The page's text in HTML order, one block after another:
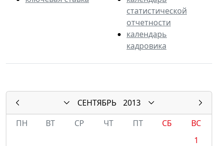
статистической
отчетности
календарь
кадровика
СЕНТЯБРЬ
2013
ПН
ВТ СР ЧТ ПТ СБ
ВС
1